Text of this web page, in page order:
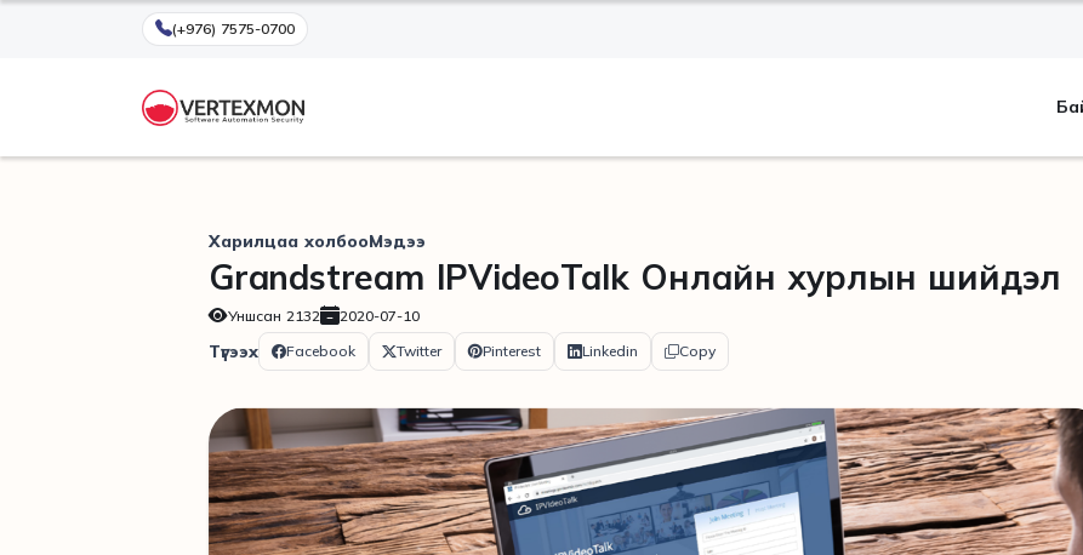
(+976) 7575-0700
Харилцаа холбооМэдээ
Grandstream IPVideoTalk Онлайн хурлын шийдэл
Уншсан 2132 2020-07-10
Түгээх Facebook Twitter Pinterest Linkedin Copy